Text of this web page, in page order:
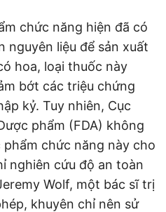
chức năng hiện đã có
nguyên liệu để sản xuất
hoa, loại thuốc này
bớt các triệu chứng
kỷ. Tuy nhiên, Cục
phẩm (FDA) không
chức năng này cho
nghiên cứu độ an toàn
Wolf, một bác sĩ trị
khuyên chỉ nên sử